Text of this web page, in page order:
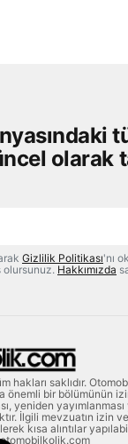
olarak
Gizlilik Politikası'nı
olursunuz. Hakkımızda
hakları saklıdır.
önemli bir bölümünün
yeniden
İlgili mevzuatın izin
kısa alıntılar